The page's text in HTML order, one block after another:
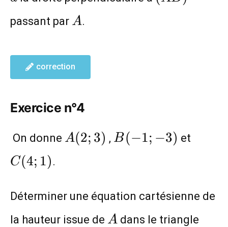
passant par A
A.
correction
Exercice n°4
On donne A(2;3)
A(2; 3) , B(-1;-3)
B(−1; −3) et
C(4; 1) .
Déterminer une équation cartésienne de
la hauteur issue de A
A dans le triangle